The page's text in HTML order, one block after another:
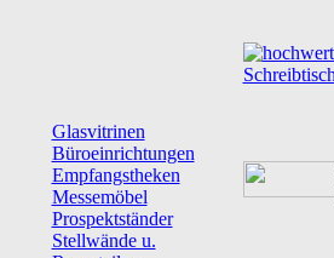
Glasvitrinen
Büroeinrichtungen
Empfangstheken
Messemöbel
Prospektständer
Stellwände u.